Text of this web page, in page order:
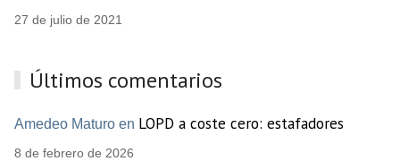
27 de julio de 2021
Últimos comentarios
Amedeo Maturo en LOPD a coste cero: estafadores
8 de febrero de 2026